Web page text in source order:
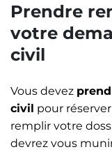
Prendre
votre
civil
Vous devez
civil pour
remplir votre
devrez vous